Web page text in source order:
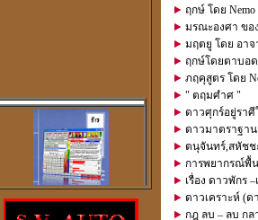
โปรแกรม
ฤกษ์ โดย Nemo
มรณะองศา ขอ
มฤตยู โดย อาจ
ฤกษ์โดยตาบอ
ภฤคุสูตร โดย
" ตฤมศำศ "
ดาวศุกร์อยู่รา
ดาวมาตราฐา
ตนุจันทร์,สหัชช
การพยากรณ์พื้
เรื่อง ดาวพักร
ดาวเคราะห์ (ด
กฎ ลบ – ลบ กล